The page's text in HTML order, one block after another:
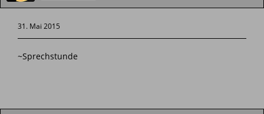
31. Mai 2015
~Sprechstunde